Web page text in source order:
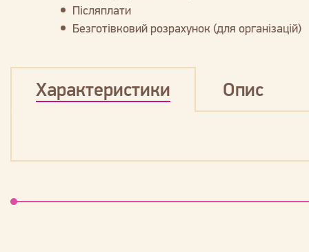
Післяплати
Безготівковий розрахунок (для організацій)
Характеристики Опис